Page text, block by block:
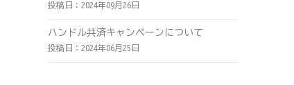
投稿日：2024年09月26日
ハンドル共済キャンペーンについて
投稿日：2024年06月25日